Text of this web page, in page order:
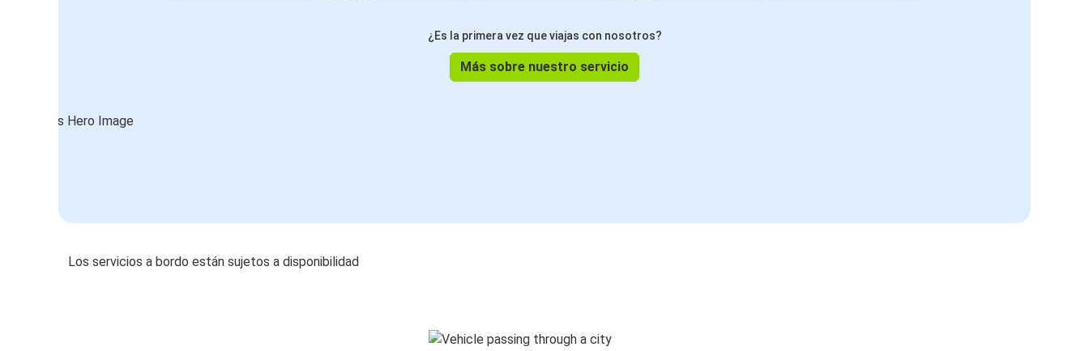
¿Es la primera vez que viajas con nosotros?
Más sobre nuestro servicio
Los servicios a bordo están sujetos a disponibilidad